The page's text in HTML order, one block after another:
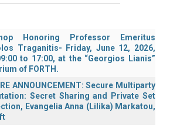
Honoring Professor Emeritus
Traganitis- Friday, June 12, 2026,
to 17:00, at the “Georgios Lianis”
of FORTH.
ANNOUNCEMENT: Secure Multiparty
Secret Sharing and Private Set
Evangelia Anna (Lilika) Markatou,